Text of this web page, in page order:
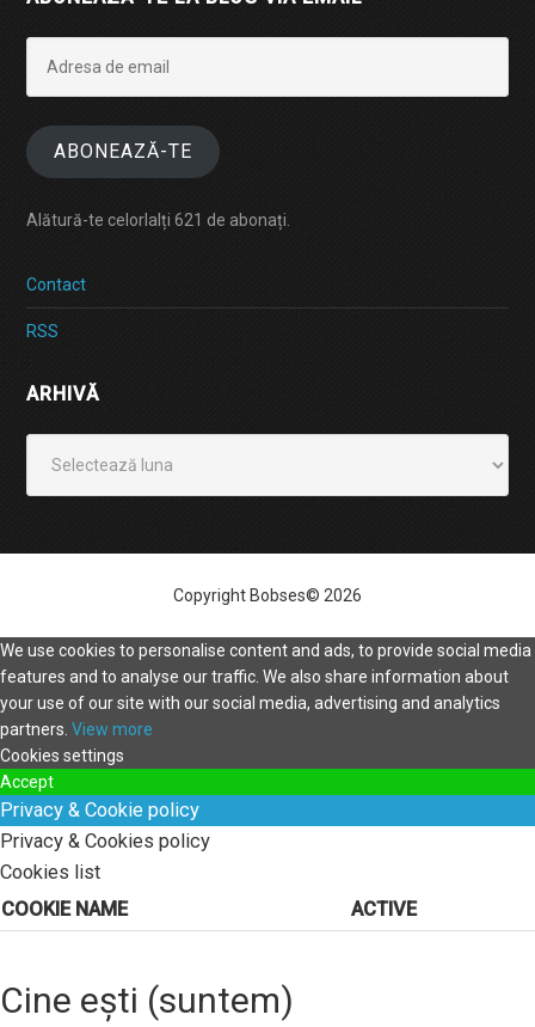
email
ABONEAZĂ-TE
Alătură-te celorlalți 621 de abonați.
Contact
RSS
ARHIVĂ
Copyright Bobses© 2026
We use cookies to personalise content and ads, to provide social media
features and to analyse our traffic. We also share information about
your use of our site with our social media, advertising and analytics
partners. View more
Cookies settings
Accept
Privacy & Cookie policy
Privacy & Cookies policy
Cookies list
COOKIE NAME
ACTIVE
Cine ești (suntem)